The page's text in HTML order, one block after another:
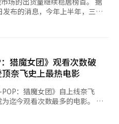
销量（TEA）等数据，按照专辑
计周期内录得31.3万张专辑单
为团队历史最高，本周亦夺
收录包括主打曲
讲述成员在外界关注和内部挑
故事。成员徐彰彬在记者会上表
乐方向是否正确，多亏成员和粉
迎来如梦时刻。” Stray
感的作品在K-POP粉丝群体中被
及音乐节舞台，他们持续扩大海
辑榜“Top 100”排名第22位，
布的消息，今年上半年，三星
达到23.8%，位列第一。自
额自2020年的18%起呈逐年下
的25.8%进一步提升，稳居市场
大的市场规模和高端电视需求的
间。 在产品方面，三
LED的Neo QLED 8K、2025年版
OLED高端电视，在印度市场反
动和服务，三星进一步巩固了大
：猎魔女团》观看次数破
奈飞史上最热电影
：猎魔女团》自上线奈飞
今观看次数最多的电影。 据
据，《K-POP：猎魔女团》累